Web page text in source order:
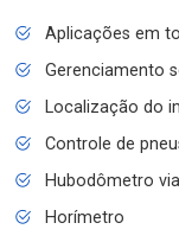
Aplicações em
Gerenciamento
Localização do
Controle de
Hubodômetro
Horímetro